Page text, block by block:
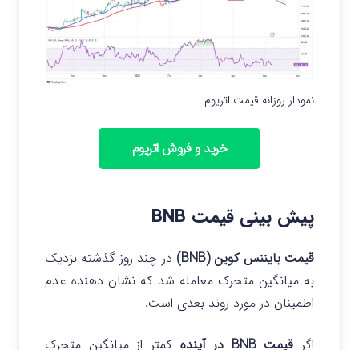
نمودار روزانه قیمت اتریوم
خرید و فروش اتریوم
پیش بینی قیمت BNB
قیمت بایننس کوین (BNB)
در چند روز گذشته نزدیک
به میانگین متحرک معامله شد که نشان دهنده عدم
اطمینان در مورد روند بعدی است.
اگر قیمت BNB در آینده کمتر از میانگین متحرک